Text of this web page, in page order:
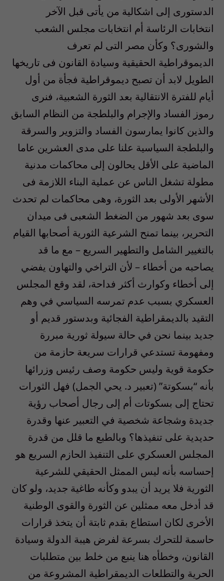
الدستورى إلى اشكالية من يأتى قبل الآخر
انتخابات الرئاسة أم انتخابات مجلس الشعب
والشورى؟ وكأن مصر التى لم تعرف
الديموقراطية الحقيقية وسيادة القانون فى تاريخها
الطويل لابد أن تصبح ديموقراطية فجأة من أول
أيام للفترة الانتقالية بعد الثورة الشعبية، فنرى
رموز الفساد والإجرام والبلطجة من النظام السابق
والذين كانوا يمارسون الفساد والتزوير والسرقة
والبلطجة السياسية علنا على مدى العشرين عاما
الماضية على الأقل يحالون إلى محاكمات مدنية
مطولة تشغل الناس عن عملية البناء اللازمة فى
الأشهر الأولى بعد الثورة، وهى محاكمات لم تحدث
سوى بعد شهور من الضغط الشعبى فى ميدان
التحرير، بينما تمنح الشرعية الثورية أصحابها القيام
بالتغيير الشامل والتطهير السريع – مع ما قد
يصاحبه من أخطاء – لأن التراخي والتهاون يفضي
إلى أخطاء وكوارث أكثر فداحة، لقد وقع المجلس
العسكري بسبب عدم تمرسه السياسي في وهم
التقيد بالديمقراطية الفجائية وبدستور قديم أو
جديد بينما نحن في حالة سيولة ثورية مبررة
ومفهومة تستدعي قرارات سريعة حازمة من
حكومة قوية وليس حكومة وصف رئيس وزرائها
بأنه “بسكوتة” (تعبير د. يحي الجمل) فهل الثورات
تحتاج إلى بسكوتات أم إلى رجال أصحاب رؤية
جديدة وشجاعة شخصية في التعبير عنها وقدرة
حديدية على تنفيذها؟ وبالطبع ما قلل من قدرة
المجلس العسكري على التنفيذ الحازم السريع هو
إحساسه بأنه ليس الممثل الحقيقي للشرعية
الثورية فلا يريد أن يبدو وكأنه طاغية جديد، ولو كان
قد أدخل معه ممثلين عن الثورة والقوى الوطنية
الأخرى لكان استطاع بقدم ثابتة أن يتخذ قرارات
حاسمة للتحرك بسرعة لفرض هيبة الدولة وسيادة
القانون، وخطأه هنا ينبع من خلط بين متطلبات
الحرية والتطلعات الديمقراطية المشروعة من